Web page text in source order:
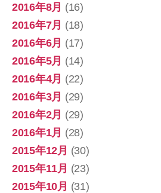
2016年8月 (16)
2016年7月 (18)
2016年6月 (17)
2016年5月 (14)
2016年4月 (22)
2016年3月 (29)
2016年2月 (29)
2016年1月 (28)
2015年12月 (30)
2015年11月 (23)
2015年10月 (31)